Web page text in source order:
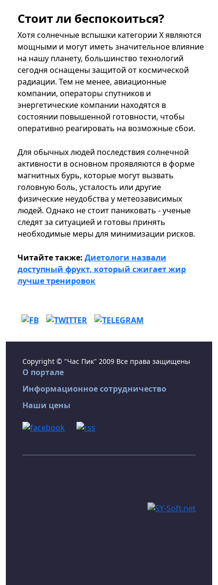
Стоит ли беспокоиться?
Хотя солнечные вспышки категории Х являются
мощными и могут иметь значительное влияние
на нашу планету, большинство технологий
сегодня оснащены защитой от космической
радиации. Тем не менее, авиационные
компании, операторы спутников и
энергетические компании находятся в
состоянии повышенной готовности, чтобы
оперативно реагировать на возможные сбои.
Для обычных людей последствия солнечной
активности в основном проявляются в форме
магнитных бурь, которые могут вызвать
головную боль, усталость или другие
физические неудобства у метеозависимых
людей. Однако не стоит паниковать - ученые
следят за ситуацией и готовы принять
необходимые меры для минимизации рисков.
Читайте также: Диетологи назвали
доступный фрукт, который сжигает жир
лучше тренировок
Copyright © "Час Пик" 2009 Все права защищены
О портале
Информационное сотрудничество
Наши цены